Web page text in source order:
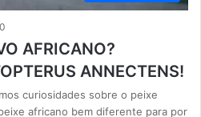
AFRICANO?
ANNECTENS!
curiosidades sobre o peixe
africano bem diferente para por